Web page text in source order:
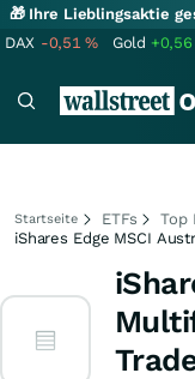
🎁 Ihre Lieblingsaktie
DAX -0,51% Gold
Startseite ETFs
Top
iShares Edge MSCI